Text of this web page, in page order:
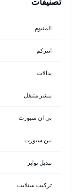
المنيوم
انتركم
بدالات
بنشر متنقل
بي ان سبورت
بين سبورت
تبديل تواير
تركيب ستلايت